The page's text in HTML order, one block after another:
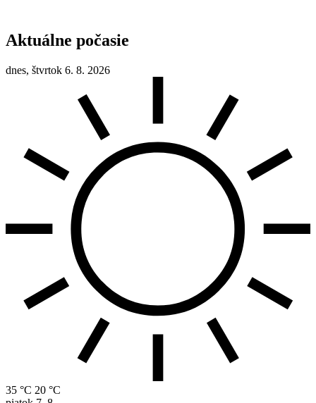
Aktuálne počasie
dnes, štvrtok 6. 8. 2026
35 °C 20 °C